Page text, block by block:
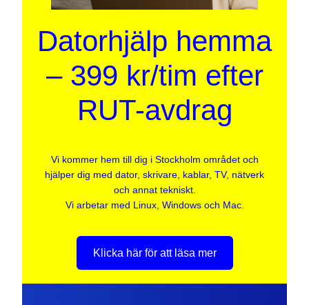
Datorhjälp hemma
– 399 kr/tim efter
RUT-avdrag
Vi kommer hem till dig i Stockholm området och
hjälper dig med dator, skrivare, kablar, TV, nätverk
och annat tekniskt.
Vi arbetar med Linux, Windows och Mac.
Klicka här för att läsa mer